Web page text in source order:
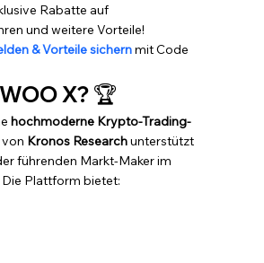
Rabatte auf
und weitere Vorteile!
& Vorteile sichern mit Code
X? 🏆
hochmoderne Krypto-Trading-
von Kronos Research unterstützt
führenden Markt-Maker im
Plattform bietet: